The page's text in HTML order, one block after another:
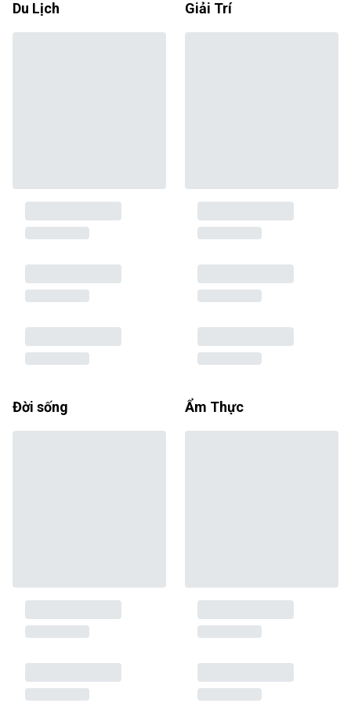
Du Lịch Giải Trí
Đời sống Ẩm Thực